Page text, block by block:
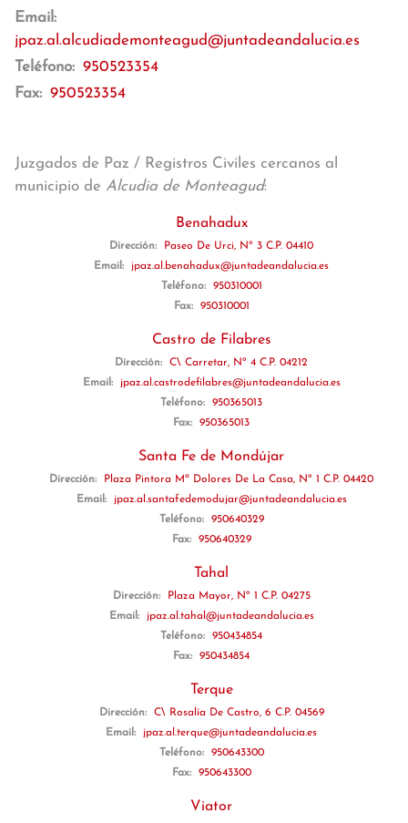
Email:
jpaz.al.alcudiademonteagud@juntadeandalucia.es
Teléfono: 950523354
Fax: 950523354
Juzgados de Paz / Registros Civiles cercanos al
municipio de Alcudia de Monteagud:
Benahadux
Dirección:
Paseo De Urci, Nº 3 C.P. 04410
Email:
jpaz.al.benahadux@juntadeandalucia.es
Teléfono:
950310001
Fax:
950310001
Castro de Filabres
Dirección:
C\ Carretar, Nº 4 C.P. 04212
Email:
jpaz.al.castrodefilabres@juntadeandalucia.es
Teléfono:
950365013
Fax:
950365013
Santa Fe de Mondújar
Dirección:
Plaza Pintora Mª Dolores De La Casa, Nº 1 C.P. 04420
Email:
jpaz.al.santafedemodujar@juntadeandalucia.es
Teléfono:
950640329
Fax:
950640329
Tahal
Dirección:
Plaza Mayor, Nº 1 C.P. 04275
Email:
jpaz.al.tahal@juntadeandalucia.es
Teléfono:
950434854
Fax:
950434854
Terque
Dirección:
C\ Rosalía De Castro, 6 C.P. 04569
Email:
jpaz.al.terque@juntadeandalucia.es
Teléfono:
950643300
Fax:
950643300
Viator